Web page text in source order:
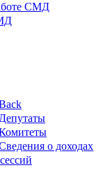
СМД
Депутаты
о доходах